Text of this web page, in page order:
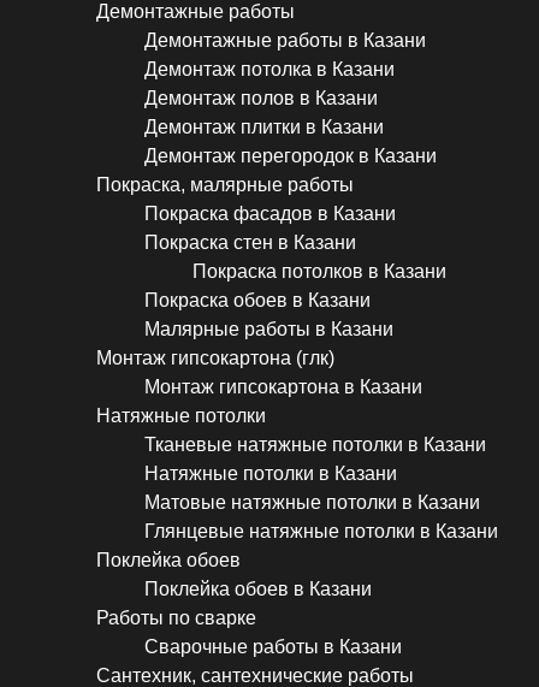
Демонтажные работы
Демонтажные работы в Казани
Демонтаж потолка в Казани
Демонтаж полов в Казани
Демонтаж плитки в Казани
Демонтаж перегородок в Казани
Покраска, малярные работы
Покраска фасадов в Казани
Покраска стен в Казани
Покраска потолков в Казани
Покраска обоев в Казани
Малярные работы в Казани
Монтаж гипсокартона (глк)
Монтаж гипсокартона в Казани
Натяжные потолки
Тканевые натяжные потолки в Казани
Натяжные потолки в Казани
Матовые натяжные потолки в Казани
Глянцевые натяжные потолки в Казани
Поклейка обоев
Поклейка обоев в Казани
Работы по сварке
Сварочные работы в Казани
Сантехник, сантехнические работы